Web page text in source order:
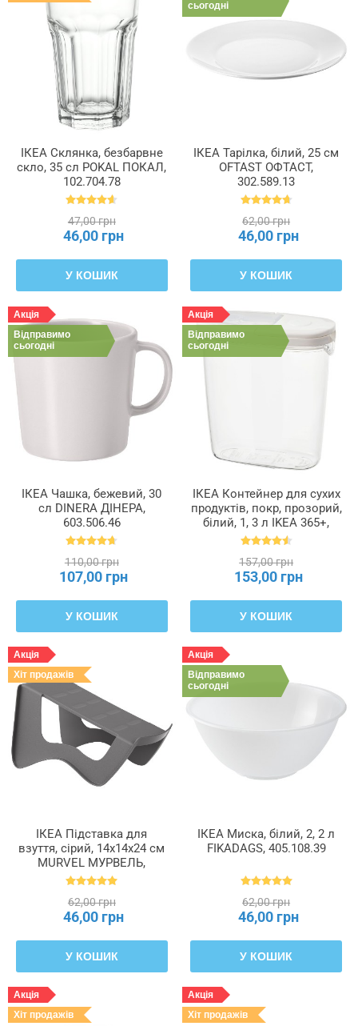
ІКЕА Склянка, безбарвне
скло, 35 сл POKAL ПОКАЛ,
102.704.78
47,00 грн
46,00 грн
У КОШИК
сьогодні
ІКЕА Тарілка, білий, 25 см
OFTAST ОФТАСТ,
302.589.13
62,00 грн
46,00 грн
У КОШИК
Акція
Відправимо
сьогодні
ІКЕА Чашка, бежевий, 30
сл DINERA ДІНЕРА,
603.506.46
110,00 грн
107,00 грн
У КОШИК
Акція
Відправимо
сьогодні
ІКЕА Контейнер для сухих
продуктів, покр, прозорий,
білий, 1, 3 л IKEA 365+,
800.667.23
157,00 грн
153,00 грн
У КОШИК
Акція
Хіт продажів
ІКЕА Підставка для
взуття, сірий, 14x14x24 см
MURVEL МУРВЕЛЬ,
204.348.32
62,00 грн
46,00 грн
У КОШИК
Акція
Відправимо
сьогодні
ІКЕА Миска, білий, 2, 2 л
FIKADAGS, 405.108.39
62,00 грн
46,00 грн
У КОШИК
Акція
Хіт продажів
Акція
Хіт продажів